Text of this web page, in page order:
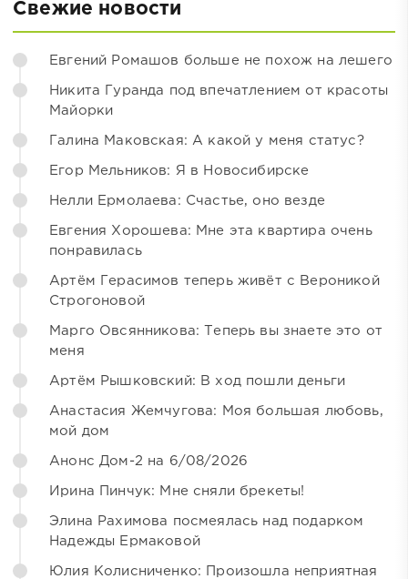
Свежие новости
Евгений Ромашов больше не похож на лешего
Никита Гуранда под впечатлением от красоты
Майорки
Галина Маковская: А какой у меня статус?
Егор Мельников: Я в Новосибирске
Нелли Ермолаева: Счастье, оно везде
Евгения Хорошева: Мне эта квартира очень
понравилась
Артём Герасимов теперь живёт с Вероникой
Строгоновой
Марго Овсянникова: Теперь вы знаете это от
меня
Артём Рышковский: В ход пошли деньги
Анастасия Жемчугова: Моя большая любовь,
мой дом
Анонс Дом-2 на 6/08/2026
Ирина Пинчук: Мне сняли брекеты!
Элина Рахимова посмеялась над подарком
Надежды Ермаковой
Юлия Колисниченко: Произошла неприятная